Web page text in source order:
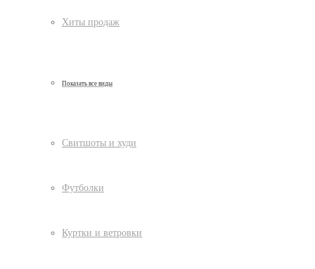
Хиты продаж
Показать все виды
Свитшоты и худи
Футболки
Куртки и ветровки